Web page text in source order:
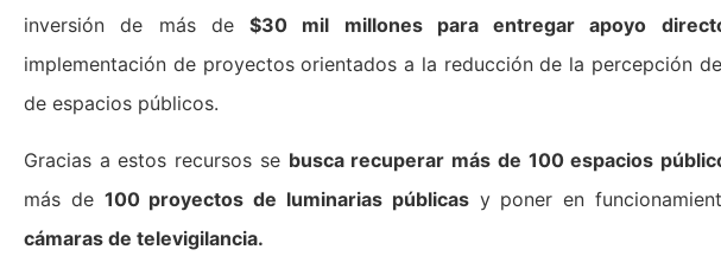
inversión de más de$30 mil millones para entregar apoyo
implementación de proyectos orientados a la reducción de la percepción
de espacios públicos.
Gracias a estos recursos se busca recuperar más de 100 espacios
más de 100 proyectos de luminarias públicasy poner en
cámaras de televigilancia.